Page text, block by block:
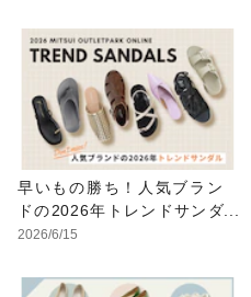
早いもの勝ち！人気ブラン
ドの2026年トレンドサンダ
ルをアウトレットで
2026/6/15